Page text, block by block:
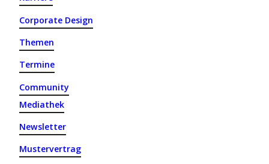
Corporate Design
Themen
Termine
Community
Mediathek
Newsletter
Mustervertrag